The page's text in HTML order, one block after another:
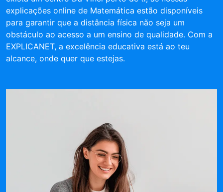
explicações online de Matemática estão disponíveis
para garantir que a distância física não seja um
obstáculo ao acesso a um ensino de qualidade. Com a
EXPLICANET, a excelência educativa está ao teu
alcance, onde quer que estejas.